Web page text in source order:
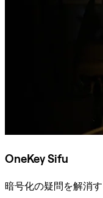
OneKey Sifu
暗号化の疑問を解消